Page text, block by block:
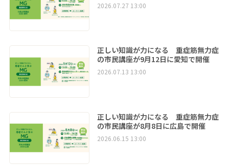
2026.07.27 13:00
正しい知識が力になる 重症筋無力症
の市民講座が9月12日に愛知で開催
2026.07.13 13:00
正しい知識が力になる 重症筋無力症
の市民講座が8月8日に広島で開催
2026.06.15 13:00